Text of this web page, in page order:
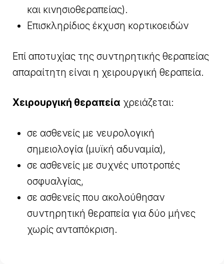
και κινησιοθεραπείας).
Επισκληρίδιος έκχυση κορτικοειδών
Επί αποτυχίας της συντηρητικής θεραπείας
απαραίτητη είναι η χειρουργική θεραπεία.
Χειρουργική θεραπεία χρειάζεται:
σε ασθενείς με νευρολογική
σημειολογία (μυϊκή αδυναμία),
σε ασθενείς με συχνές υποτροπές
οσφυαλγίας,
σε ασθενείς που ακολούθησαν
συντηρητική θεραπεία για δύο μήνες
χωρίς ανταπόκριση.